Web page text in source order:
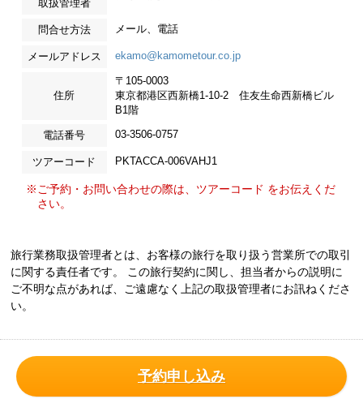
取扱管理者
問合せ方法 メール、電話
メールアドレス ekamo@kamometour.co.jp
住所
〒105-0003
東京都港区西新橋1-10-2 住友生命西新橋ビル
B1階
電話番号 03-3506-0757
ツアーコード PKTACCA-006VAHJ1
※ご予約・お問い合わせの際は、ツアーコード をお伝えくだ
さい。
旅行業務取扱管理者とは、お客様の旅行を取り扱う営業所での取引
に関する責任者です。 この旅行契約に関し、担当者からの説明に
ご不明な点があれば、ご遠慮なく上記の取扱管理者にお訊ねくださ
い。
予約申し込み